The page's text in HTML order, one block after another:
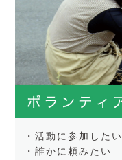
・活動に参加したい
・誰かに頼みたい